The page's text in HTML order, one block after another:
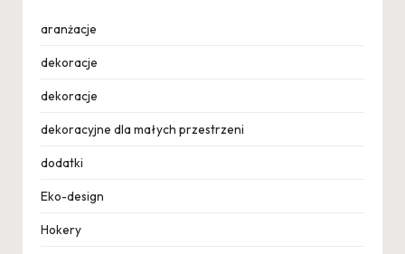
aranżacje
dekoracje
dekoracje
dekoracyjne dla małych przestrzeni
dodatki
Eko-design
Hokery